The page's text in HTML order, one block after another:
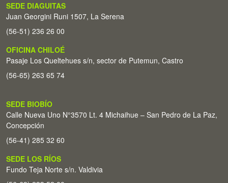
SEDE DIAGUITAS
Juan Georgini Runi 1507, La Serena
(56-51) 236 26 00
OFICINA CHILOÉ
Pasaje Los Queltehues s/n, sector de Putemun, Castro
(56-65) 263 65 74
SEDE BIOBÍO
Calle Nueva Uno N°3570 Lt. 4 Michaihue – San Pedro de La Paz,
Concepción
(56-41) 285 32 60
SEDE LOS RÍOS
Fundo Teja Norte s/n. Valdivia